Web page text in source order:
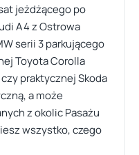
jeżdżącego po
A4 z Ostrowa
serii 3 parkującego
Toyota Corolla
praktycznej Skoda
a może
z okolic Pasażu
wszystko, czego